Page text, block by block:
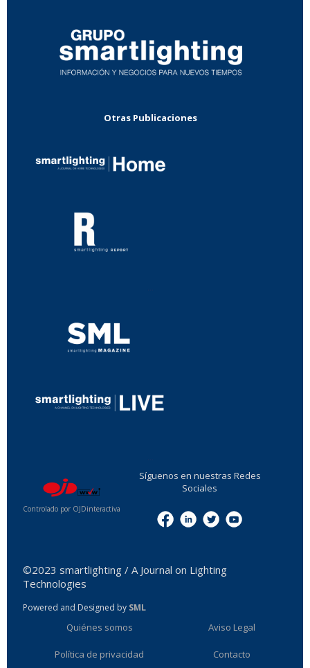
Otras Publicaciones
Controlado por OJDinteractiva
Síguenos en nuestras Redes
Sociales
©2023 smartlighting / A Journal on Lighting
Technologies
Powered and Designed by SML
Quiénes somos Aviso Legal
Política de privacidad Contacto